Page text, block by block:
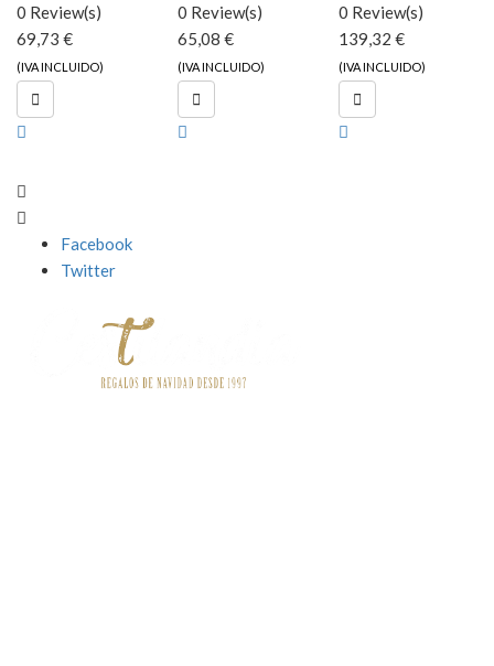
0 Review(s)
69,73 €
(IVA INCLUIDO)

0 Review(s)
65,08 €
(IVA INCLUIDO)

0 Review(s)
139,32 €
(IVA INCLUIDO)

Facebook
Twitter